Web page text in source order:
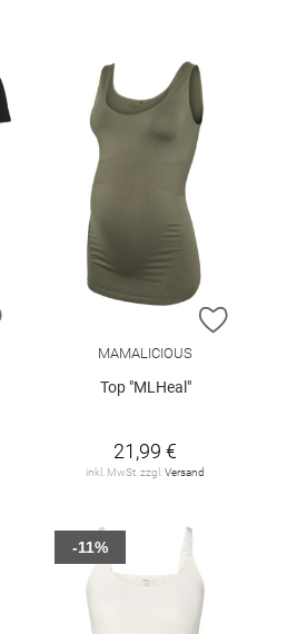
ZUR WUNSCHLISTE HINZUFÜGEN
ZUR
MAMALICIOUS
Top "MLHeal"
21,99 €
inkl. MwSt. zzgl.Versand
-11%